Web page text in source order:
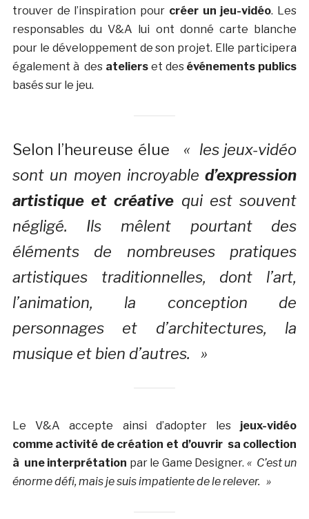
trouver de l’inspiration pour créer un jeu-vidéo. Les
responsables du V&A lui ont donné carte blanche
pour le développement de son projet. Elle participera
également à des ateliers et des événements publics
basés sur le jeu.
Selon l’heureuse élue
« les jeux-vidéo
sont un moyen incroyabled’expression
artistique et créative qui est souvent
négligé. Ils mêlent pourtant des
éléments de nombreuses pratiques
artistiques traditionnelles, dont l’art,
l’animation, la conception de
personnages et d’architectures, la
musique et bien d’autres. »
Le V&A accepte ainsi d’adopter les jeux-vidéo
comme activité de création et d’ouvrir sa collection
à une interprétation par le Game Designer. « C’est un
énorme défi, mais je suis impatiente de le relever. »